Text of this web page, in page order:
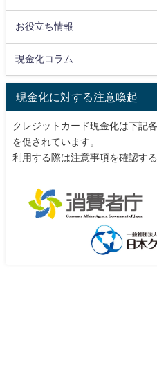
お役立ち情報
現金化コラム
現金化に対する注意喚起
クレジットカード現金化は下記
を促されています。
利用する際は注意事項を確認す